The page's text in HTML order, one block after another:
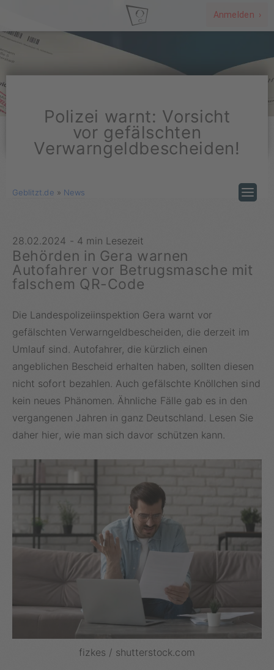
Anmelden ›
Polizei warnt: Vorsicht
vor gefälschten
Verwarngeldbescheiden!
Geblitzt.de » News
28.02.2024 - 4 min Lesezeit
Behörden in Gera warnen
Autofahrer vor Betrugsmasche mit
falschem QR-Code
Die Landespolizeiinspektion Gera warnt vor
gefälschten Verwarngeldbescheiden, die derzeit im
Umlauf sind. Autofahrer, die kürzlich einen
angeblichen Bescheid erhalten haben, sollten diesen
nicht sofort bezahlen. Auch gefälschte Knöllchen sind
kein neues Phänomen. Ähnliche Fälle gab es in den
vergangenen Jahren in ganz Deutschland. Lesen Sie
daher hier, wie man sich davor schützen kann.
fizkes / shutterstock.com